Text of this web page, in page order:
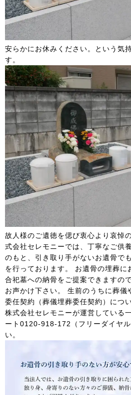
安らかにお休みください。という気
す。
故人様のご遺徳を偲び衷心より哀悼
式会社セレモニーでは、丁寧なご供
のもと、引き取り手がないお遺骨で
を行っております。 お遺骨の埋葬に
合祀墓への納骨をご提案できますの
お声かけ下さい。 生前のうちに葬儀
委任契約（葬儀埋葬委任契約）につ
株式会社セレモニーが運営している
ート0120-918-172（フリーダイヤ
い。